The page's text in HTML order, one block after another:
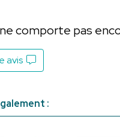
comporte pas
avis
: